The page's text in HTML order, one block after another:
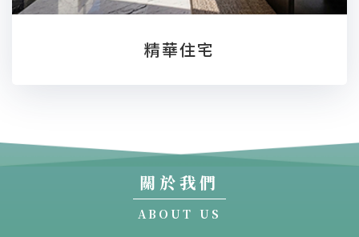
精華住宅
關於我們
ABOUT US